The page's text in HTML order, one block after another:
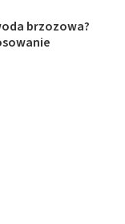
brzozowa?